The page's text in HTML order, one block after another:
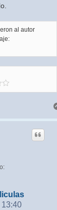
al autor
13:40